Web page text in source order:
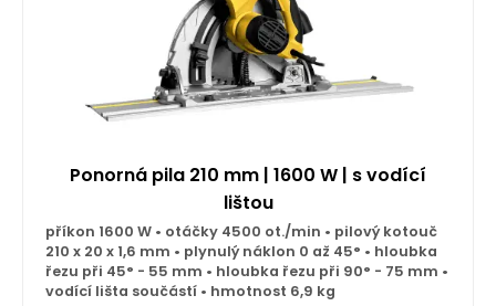
Ponorná pila 210 mm | 1600 W | s vodící
lištou
příkon 1600 W • otáčky 4500 ot./min • pilový kotouč
210 x 20 x 1,6 mm • plynulý náklon 0 až 45° • hloubka
řezu při 45° - 55 mm • hloubka řezu při 90° - 75 mm •
vodící lišta součástí • hmotnost 6,9 kg